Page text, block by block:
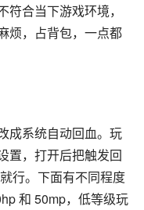
合当下游戏环境，
烦，占背包，一点都
成系统自动回血。玩
置，打开后把触发回
行。下面有不同程度
和 50mp，低等级玩